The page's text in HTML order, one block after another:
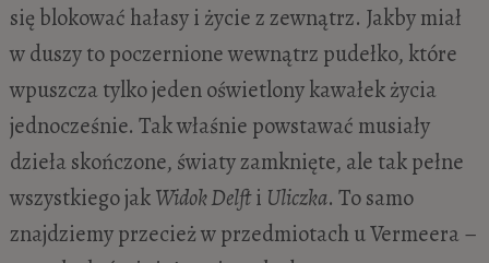
się blokować hałasy i życie z zewnątrz. Jakby miał
w duszy to poczernione wewnątrz pudełko, które
wpuszcza tylko jeden oświetlony kawałek życia
jednocześnie. Tak właśnie powstawać musiały
dzieła skończone, światy zamknięte, ale tak pełne
wszystkiego jakWidok Delfti Uliczka. To samo
znajdziemy przecież w przedmiotach u Vermeera –